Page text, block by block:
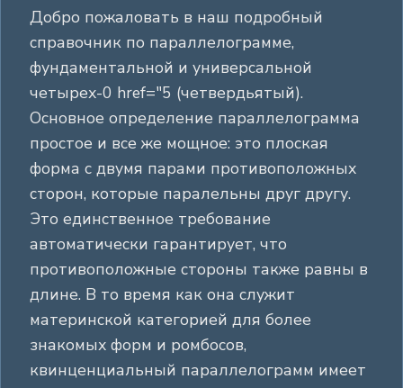
Добро пожаловать в наш подробный
справочник по параллелограмме,
фундаментальной и универсальной
четырех-0 href="5 (четвердьятый).
Основное определение параллелограмма
простое и все же мощное: это плоская
форма с двумя парами противоположных
сторон, которые паралельны друг другу.
Это единственное требование
автоматически гарантирует, что
противоположные стороны также равны в
длине. В то время как она служит
материнской категорией для более
знакомых форм и ромбосов,
квинценциальный параллелограмм имеет